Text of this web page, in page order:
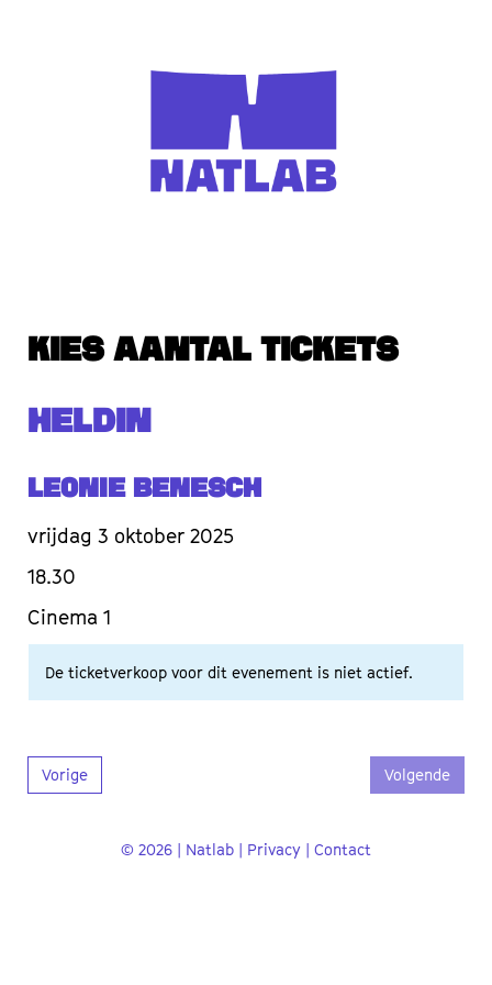
KIES AANTAL TICKETS
HELDIN
Leonie Benesch
vrijdag 3 oktober 2025
18.30
Cinema 1
De ticketverkoop voor dit evenement is niet actief.
Vorige Volgende
© 2026 | Natlab | Privacy | Contact